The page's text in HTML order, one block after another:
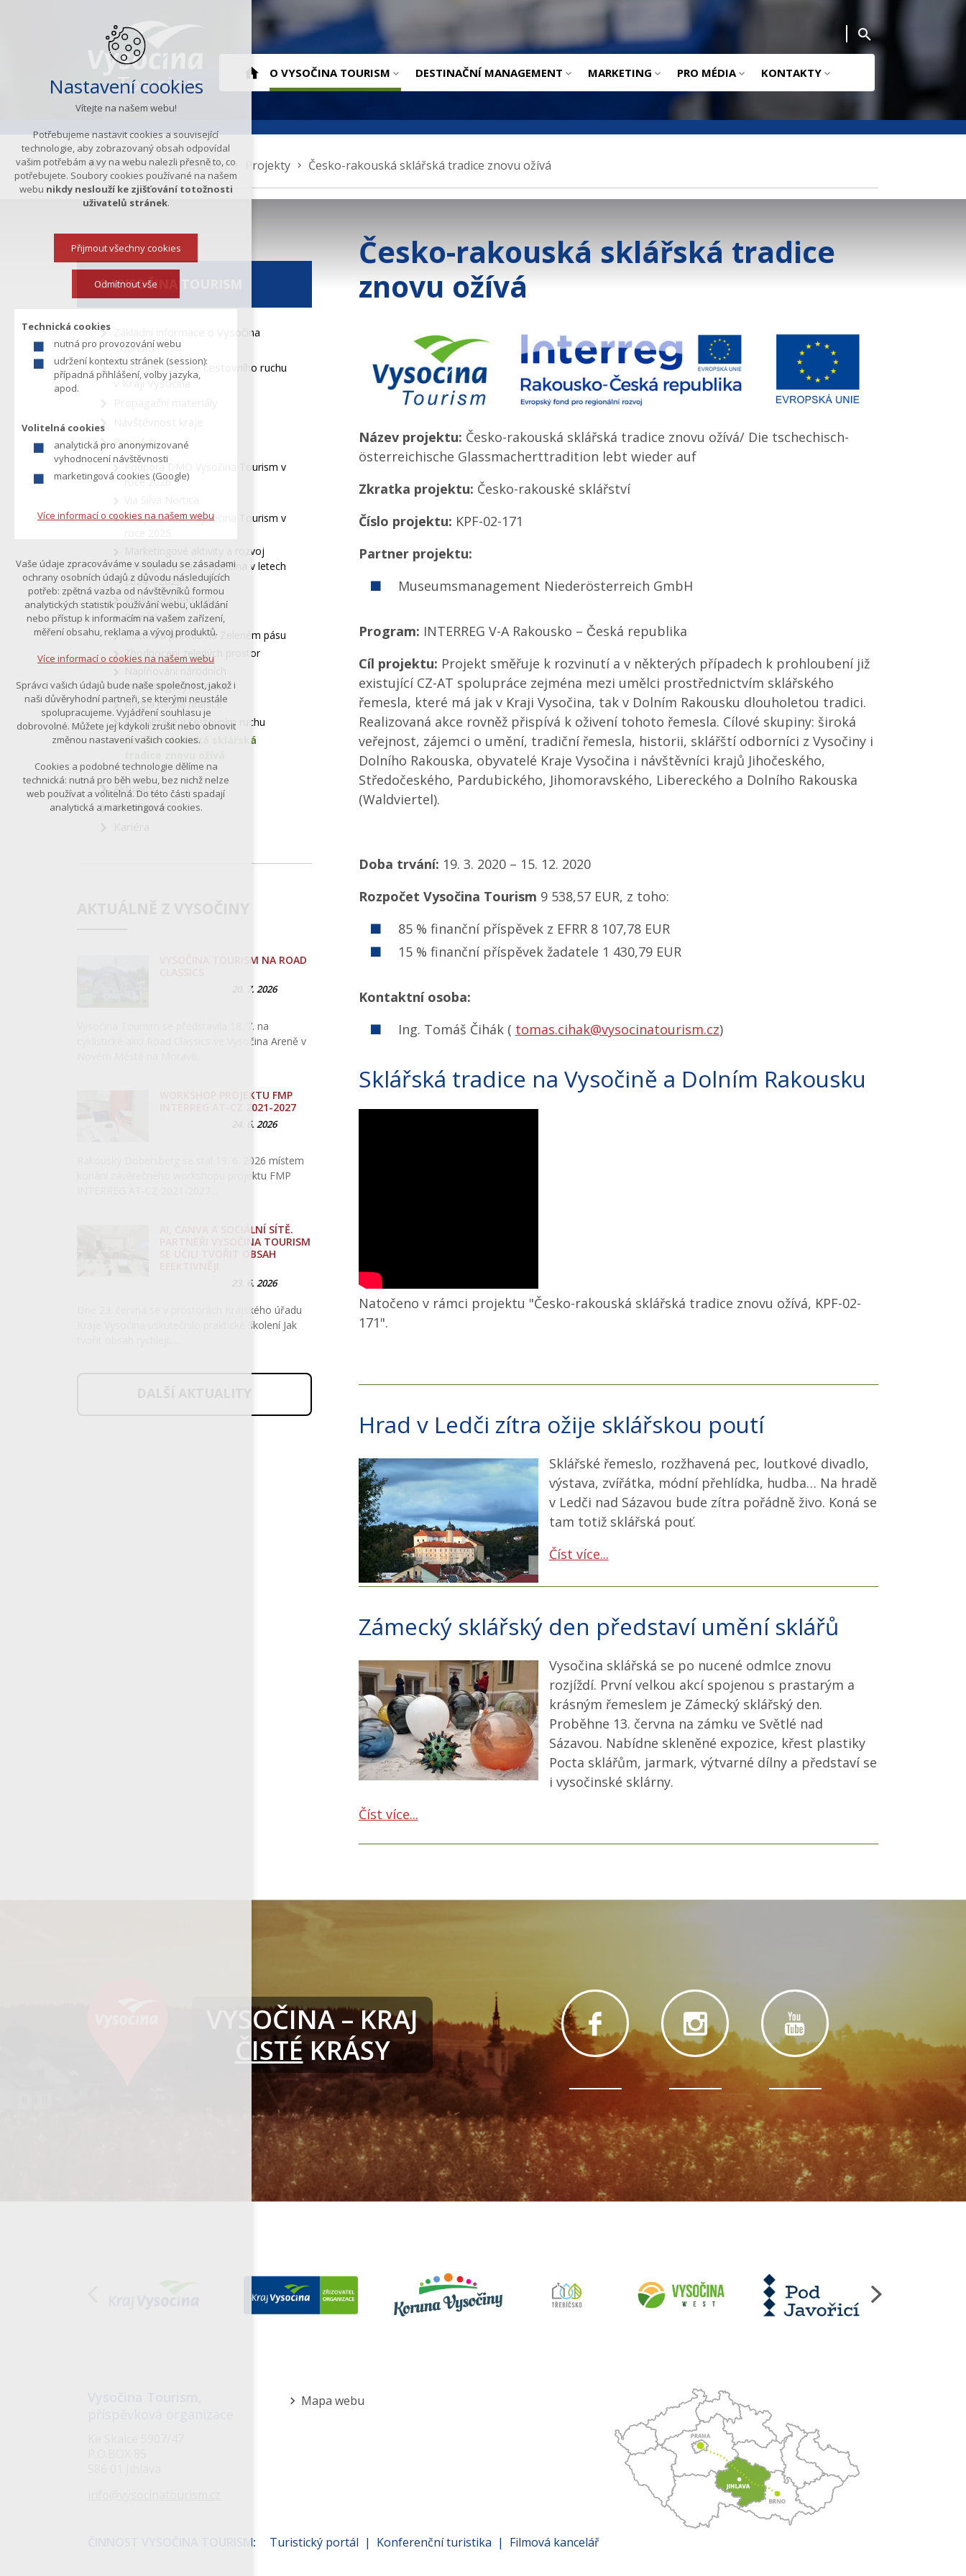
HlavníO VYSOČINA TOURISM DESTINAČNÍ MANAGEMENT MARKETING PRO MÉDIA KONTAKTY
K
d
e
e
n
a
h
á
í
t
O Vysočina Tourism Projekty Česko-rakouská sklářská tradice znovu ožívá
Česko-rakouská sklářská tradice
znovu ožívá
Název projektu: Česko-rakouská sklářská tradice znovu ožívá/ Die tschechisch-
österreichische Glassmacherttradition lebt wieder auf
Zkratka projektu: Česko-rakouské sklářství
Číslo projektu: KPF-02-171
Partner projektu:
Museumsmanagement Niederösterreich GmbH
Program: INTERREG V-A Rakousko – Česká republika
Cíl projektu: Projekt směřuje k rozvinutí a v některých případech k prohloubení již
existující CZ-AT spolupráce zejména mezi umělci prostřednictvím sklářského
řemesla, které má jak v Kraji Vysočina, tak v Dolním Rakousku dlouholetou tradici.
Realizovaná akce rovněž přispívá k oživení tohoto řemesla. Cílové skupiny: široká
veřejnost, zájemci o umění, tradiční řemesla, historii, sklářští odborníci z Vysočiny i
Dolního Rakouska, obyvatelé Kraje Vysočina i návštěvníci krajů Jihočeského,
Středočeského, Pardubického, Jihomoravského, Libereckého a Dolního Rakouska
(Waldviertel).
Doba trvání: 19. 3. 2020 – 15. 12. 2020
Rozpočet Vysočina Tourism 9 538,57 EUR, z toho:
85 % finanční příspěvek z EFRR 8 107,78 EUR
15 % finanční příspěvek žadatele 1 430,79 EUR
Kontaktní osoba:
Ing. Tomáš Čihák ( tomas.cihak@vysocinatourism.cz)
Sklářská tradice na Vysočině a Dolním Rakousku
Natočeno v rámci projektu "Česko-rakouská sklářská tradice znovu ožívá, KPF-02-
171".
Hrad v Ledči zítra ožije sklářskou poutí
Sklářské řemeslo, rozžhavená pec, loutkové divadlo,
výstava, zvířátka, módní přehlídka, hudba… Na hradě
v Ledči nad Sázavou bude zítra pořádně živo. Koná se
tam totiž sklářská pouť.
Číst více...
Zámecký sklářský den představí umění sklářů
Vysočina sklářská se po nucené odmlce znovu
rozjíždí. První velkou akcí spojenou s prastarým a
krásným řemeslem je Zámecký sklářský den.
Proběhne 13. června na zámku ve Světlé nad
Sázavou. Nabídne skleněné expozice, křest plastiky
Pocta sklářům, jarmark, výtvarné dílny a představí se
i vysočinské sklárny.
Číst více...
O VYSOČINA TOURISM
Základní informace o Vysočina
Tourism
Strategie rozvoje cestovního ruchu
v Kraji Vysočina
Projekty
Podpora DMO Vysočina Tourism v
roce 2026
Podpora DMO Vysočina Tourism v
Marketingové aktivity a rozvoj
značky destinace Vysočina v letech
2024 – 2025
Venkovské památky
Památky žijí
Kultura a příroda na Zeleném pásu
Zhodnocení zelených prostor
marketingových témat
Hudba nezná hranice
Digitalizace v cestovním ruchu
Česko-rakouská sklářská
Aktuality
Certifikace
VYSOČINA TOURISM NA ROAD
20. 7. 2026
Vysočina Tourism se představila 18. 7. na
cyklistické akci Road Classics ve Vysočina Areně v
WORKSHOP PROJEKTU FMP
INTERREG AT-CZ 2021-2027
24. 6. 2026
Rakouský Dobersberg se stal 19. 6. 2026 místem
konání závěrečného workshopu projektu FMP
AI, CANVA A SOCIÁLNÍ SÍTĚ.
PARTNEŘI VYSOČINA TOURISM
SE UČILI TVOŘIT OBSAH
23. 6. 2026
Dne 23. června se v prostorách Krajského úřadu
Kraje Vysočina uskutečnilo praktické školení Jak
VYSOČINA – KRAJ
ČISTÉKRÁSY
ČINNOST VYSOČINA TOURISM: Turistický portál Konferenční turistika Filmová kancelář
Mapa webu
ÚVOD
Nastavení cookies
Vítejte na našem webu!
Potřebujeme nastavit cookies a související
technologie, aby zobrazovaný obsah odpovídal
vašim potřebám a vy na webu nalezli přesně to, co
potřebujete. Soubory cookies používané na našem
webu nikdy neslouží ke zjišťování totožnosti
uživatelů stránek.
Technická cookies
nutná pro provozování webu
udržení kontextu stránek (session):
případná přihlášení, volby jazyka,
apod.
Volitelná cookies
analytická pro anonymizované
vyhodnocení návštěvnosti
marketingová cookies (Google)
Více informací o cookies na našem webu
Přijmout všechny cookies
Odmítnout vše
Vaše údaje zpracováváme v souladu se zásadami
ochrany osobních údajů z důvodu následujících
potřeb: zpětná vazba od návštěvníků formou
analytických statistik používání webu, ukládání
nebo přístup k informacím na vašem zařízení,
měření obsahu, reklama a vývoj produktů.
Více informací o cookies na našem webu
Správci vašich údajů bude naše společnost, jakož i
naši důvěryhodní partneři, se kterými neustále
spolupracujeme. Vyjádření souhlasu je
dobrovolné. Můžete jej kdykoli zrušit nebo obnovit
změnou nastavení vašich cookies.
Cookies a podobné technologie dělíme na
technická: nutná pro běh webu, bez nichž nelze
web používat a volitelná. Do této části spadají
analytická a marketingová cookies.